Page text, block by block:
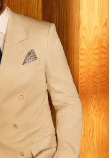
的合作伙伴收集到的信息以及我
解更多资讯，请参阅我们的《隐
合作伙伴会使用Cookie及其他
通过退选以下的选项以停止对您